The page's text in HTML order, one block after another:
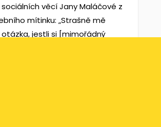
věcí Jany Maláčové z
mítinku: „Strašně mě
jestli si [mimořádný